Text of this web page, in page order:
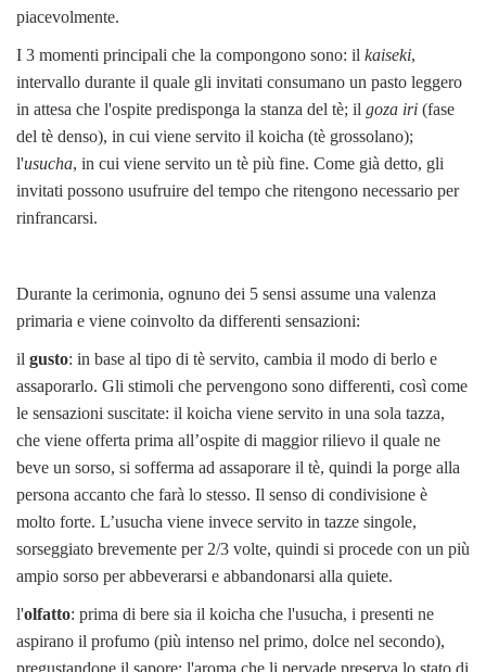
piacevolmente.
I 3 momenti principali che la compongono sono: il kaiseki,
intervallo durante il quale gli invitati consumano un pasto leggero
in attesa che l'ospite predisponga la stanza del tè; il goza iri (fase
del tè denso), in cui viene servito il koicha (tè grossolano);
l'usucha, in cui viene servito un tè più fine. Come già detto, gli
invitati possono usufruire del tempo che ritengono necessario per
rinfrancarsi.
Durante la cerimonia, ognuno dei 5 sensi assume una valenza
primaria e viene coinvolto da differenti sensazioni:
il gusto: in base al tipo di tè servito, cambia il modo di berlo e
assaporarlo. Gli stimoli che pervengono sono differenti, così come
le sensazioni suscitate: il koicha viene servito in una sola tazza,
che viene offerta prima all’ospite di maggior rilievo il quale ne
beve un sorso, si sofferma ad assaporare il tè, quindi la porge alla
persona accanto che farà lo stesso. Il senso di condivisione è
molto forte. L’usucha viene invece servito in tazze singole,
sorseggiato brevemente per 2/3 volte, quindi si procede con un più
ampio sorso per abbeverarsi e abbandonarsi alla quiete.
l'olfatto: prima di bere sia il koicha che l'usucha, i presenti ne
aspirano il profumo (più intenso nel primo, dolce nel secondo),
pregustandone il sapore: l'aroma che li pervade preserva lo stato di